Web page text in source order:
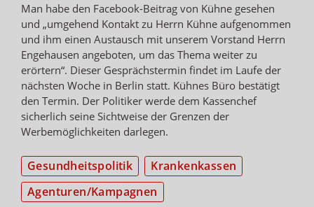
Man habe den Facebook-Beitrag von Kühne gesehen
und „umgehend Kontakt zu Herrn Kühne aufgenommen
und ihm einen Austausch mit unserem Vorstand Herrn
Engehausen angeboten, um das Thema weiter zu
erörtern“. Dieser Gesprächstermin findet im Laufe der
nächsten Woche in Berlin statt. Kühnes Büro bestätigt
den Termin. Der Politiker werde dem Kassenchef
sicherlich seine Sichtweise der Grenzen der
Werbemöglichkeiten darlegen.
Gesundheitspolitik
Krankenkassen
Agenturen/Kampagnen